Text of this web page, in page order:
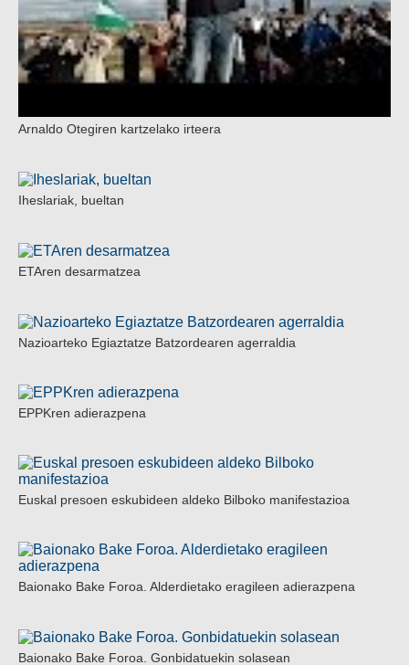
Arnaldo Otegiren kartzelako irteera
Iheslariak, bueltan
ETAren desarmatzea
Nazioarteko Egiaztatze Batzordearen agerraldia
EPPKren adierazpena
Euskal presoen eskubideen aldeko Bilboko manifestazioa
Baionako Bake Foroa. Alderdietako eragileen adierazpena
Baionako Bake Foroa. Gonbidatuekin solasean